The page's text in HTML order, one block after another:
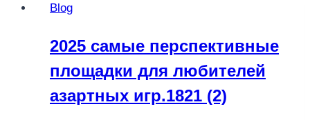
на
зеркало.9101
Blog
2025 самые перспективные
площадки для любителей
азартных игр.1821 (2)